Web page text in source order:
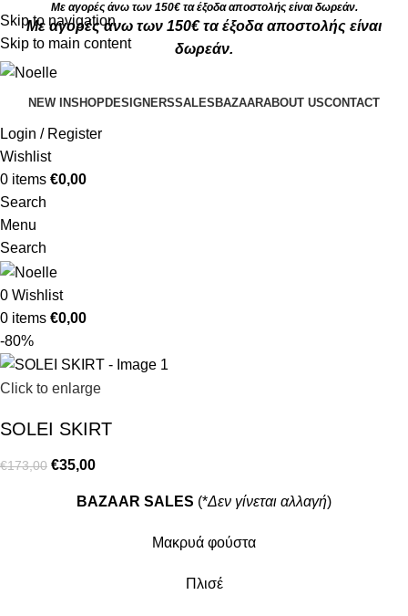
Skip to navigation
Skip to main content
Με αγορές άνω των 150€ τα έξοδα αποστολής είναι δωρεάν.
Με αγορές άνω των 150€ τα έξοδα αποστολής είναι
δωρεάν.
NEW INSHOPDESIGNERSSALES BAZAARABOUT USCONTACT
Login / Register
Wishlist
0 items €0,00
Search
Menu
Search
0 Wishlist
0 items €0,00
-80%
Click to enlarge
SOLEI SKIRT
€173,00 €35,00
BAZAAR SALES (*Δεν γίνεται αλλαγή)
Mακρυά φούστα
Πλισέ